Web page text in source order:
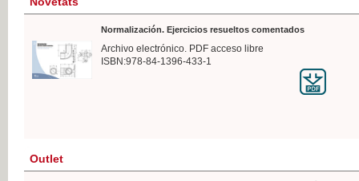
Normalización. Ejercicios resueltos comentados
Archivo electrónico. PDF acceso libre
ISBN:978-84-1396-433-1
Outlet